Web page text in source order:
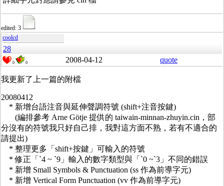
edited: 3
coolcd
28
0 0 2008-04-12 quote
我更新了上一篇的附檔
20080412
* 新增台語注音與延伸聲調符號 (shift+注音按鍵)
(編排參考 Arne Götje 提供的 taiwain-minnan-zhuyin.cin，部
分沒有的符號我只好自己排，我對這方面不熟，若有不適合的
請提出)
* 整理更多「shift+按鍵」可輸入的符號
* 修正「`4 ~ `9」輸入的數字類型與「`0 ~`3」不同的錯誤
* 新增 Small Symbols & Punctuation (ss 作為前導字元)
* 新增 Vertical Form Punctuation (vv 作為前導字元)